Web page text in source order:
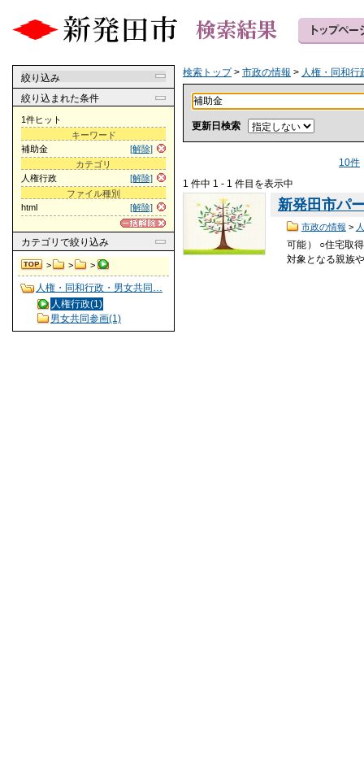
絞り込み
絞り込まれた条件
1件ヒット
キーワード
[解除]
補助金
カテゴリ
[解除]
人権行政
ファイル種別
[解除]
html
カテゴリ で絞り込み
> > >
人権・同和行政・男女共同…
人権行政(1)
男女共同参画(1)
検索トップ> 市政の情報 > 人権・同和行
更新日検索
10件
1 件中 1 - 1 件目を表示中
新発田市パ
市政の情報 >
可能） ○住宅取得
対象となる親族